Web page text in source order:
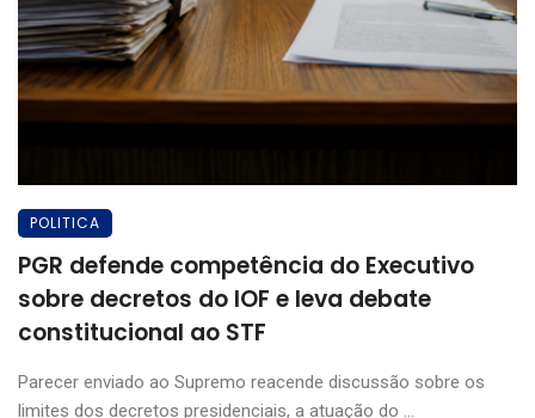
POLITICA
PGR defende competência do Executivo
sobre decretos do IOF e leva debate
constitucional ao STF
Parecer enviado ao Supremo reacende discussão sobre os
limites dos decretos presidenciais, a atuação do ...